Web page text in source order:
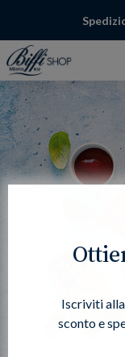
Iscriviti
sconto e